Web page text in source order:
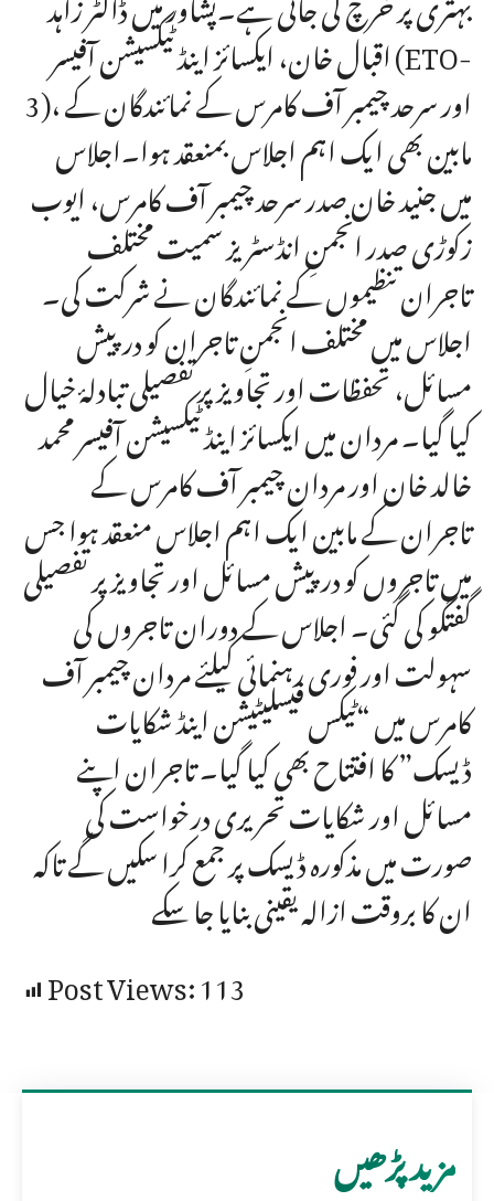
اقبال خان، ایکسائز اینڈ ٹیکسیشن آفیسر (ETO-
3)، اور سرحد چیمبر آف کامرس کے نمائندگان کے
مابین بھی ایک اہم اجلاس بمنعقد ہوا۔اجلاس
میں جنید خان صدر سرحد چیمبر آف کامرس، ایوب
زکوڑی صدر انجمنِ انڈسٹریز سمیت مختلف
تاجران تنظیموں کے نمائندگان نے شرکت کی۔
اجلاس میں مختلف انجمنِ تاجران کو درپیش
مسائل، تحفظات اور تجاویز پر تفصیلی تبادلۂ خیال
کیا گیا۔ مردان میں ایکسائز اینڈ ٹیکسیشن آفیسر محمد
خالد خان اور مردان چیمبر آف کامرس کے
تاجران کے مابین ایک اہم اجلاس منعقد ہوا جس
میں تاجروں کو درپیش مسائل اور تجاویز پر تفصیلی
گفتگو کی گئی۔ اجلاس کے دوران تاجروں کی
سہولت اور فوری رہنمائی کیلئے مردان چیمبر آف
کامرس میں “ٹیکس فیسلیٹیشن اینڈ شکایات
ڈیسک” کا افتتاح بھی کیا گیا۔ تاجران اپنے
مسائل اور شکایات تحریری درخواست کی
صورت میں مذکورہ ڈیسک پر جمع کرا سکیں گے تاکہ
ان کا بروقت ازالہ یقینی بنایا جا سکے
Post Views:113
مزید پڑھیں